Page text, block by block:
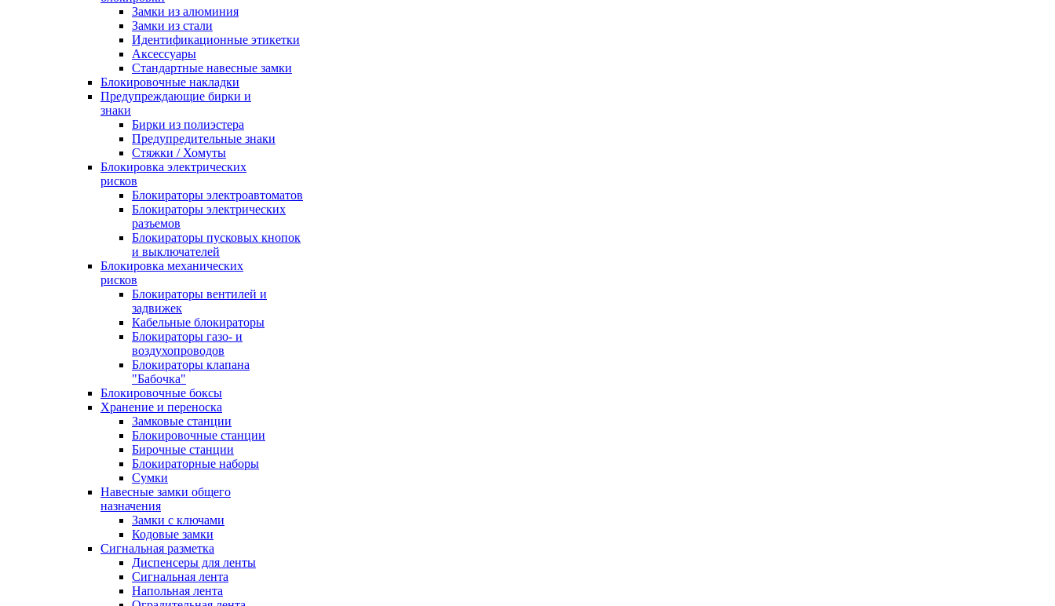
Замки из алюминия
Замки из стали
Идентификационные этикетки
Аксессуары
Стандартные навесные замки
Блокировочные накладки
Предупреждающие бирки и
знаки
Бирки из полиэстера
Предупредительные знаки
Стяжки / Хомуты
Блокировка электрических
рисков
Блокираторы электроавтоматов
Блокираторы электрических
разъемов
Блокираторы пусковых кнопок
и выключателей
Блокировка механических
рисков
Блокираторы вентилей и
задвижек
Кабельные блокираторы
Блокираторы газо- и
воздухопроводов
Блокираторы клапана
"Бабочка"
Блокировочные боксы
Хранение и переноска
Замковые станции
Блокировочные станции
Бирочные станции
Блокираторные наборы
Сумки
Навесные замки общего
назначения
Замки с ключами
Кодовые замки
Сигнальная разметка
Диспенсеры для ленты
Сигнальная лента
Напольная лента